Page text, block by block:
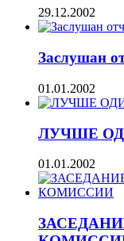
29.12.2002
Заслушан
01.01.2002
ЛУЧШЕ
01.01.2002